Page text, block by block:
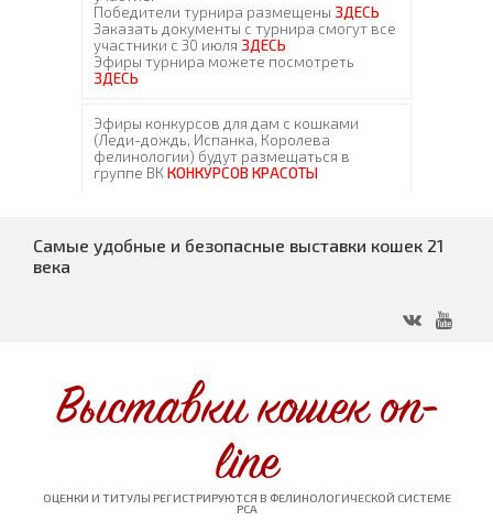
Самые удобные и безопасные выставки кошек 21
века
Выставки кошек on-
line
ОЦЕНКИ И ТИТУЛЫ РЕГИСТРИРУЮТСЯ В ФЕЛИНОЛОГИЧЕСКОЙ СИСТЕМЕ
PCA